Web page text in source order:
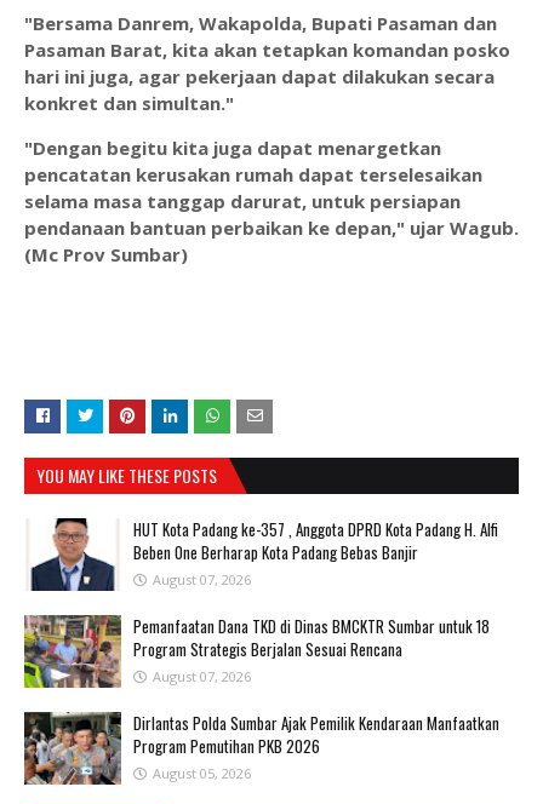
"Bersama Danrem, Wakapolda, Bupati Pasaman dan
Pasaman Barat, kita akan tetapkan komandan posko
hari ini juga, agar pekerjaan dapat dilakukan secara
konkret dan simultan."
"Dengan begitu kita juga dapat menargetkan
pencatatan kerusakan rumah dapat terselesaikan
selama masa tanggap darurat, untuk persiapan
pendanaan bantuan perbaikan ke depan," ujar Wagub.
(Mc Prov Sumbar)
YOU MAY LIKE THESE POSTS
HUT Kota Padang ke-357 , Anggota DPRD Kota Padang H. Alfi
Beben One Berharap Kota Padang Bebas Banjir
August 07, 2026
Pemanfaatan Dana TKD di Dinas BMCKTR Sumbar untuk 18
Program Strategis Berjalan Sesuai Rencana
August 07, 2026
Dirlantas Polda Sumbar Ajak Pemilik Kendaraan Manfaatkan
Program Pemutihan PKB 2026
August 05, 2026